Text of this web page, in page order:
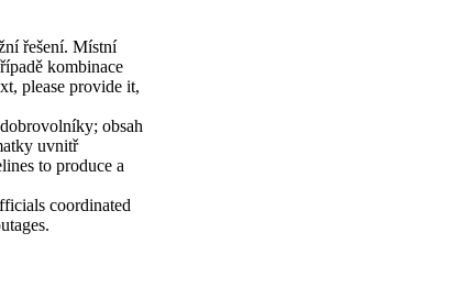
řešení. Místní
kombinace
please provide it,
obsah
uvnitř
to produce a
coordinated